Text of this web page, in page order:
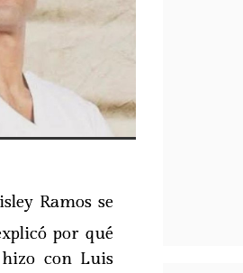
Ramos se
por qué
con Luis